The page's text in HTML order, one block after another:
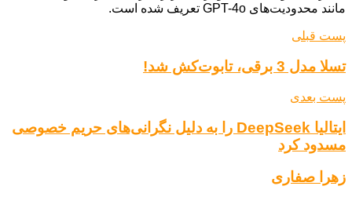
مانند محدودیت‌های GPT-4o تعریف شده است.
پست قبلی
تسلا مدل 3 برقی، تابوت‌کش شد!
پست بعدی
ایتالیا DeepSeek را به دلیل نگرانی‌های حریم خصوصی
مسدود کرد
زهرا صفاری